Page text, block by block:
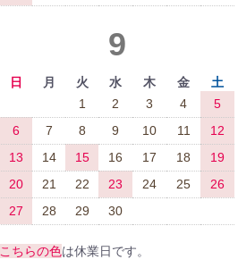
9
日 月 火 水 木 金
土
1
2 3 4
5
6
7 8 9 10 11
12
13
14 15 16 17 18
19
20
21 22 23 24 25
26
27
28 29 30
こちらの色は休業日です。